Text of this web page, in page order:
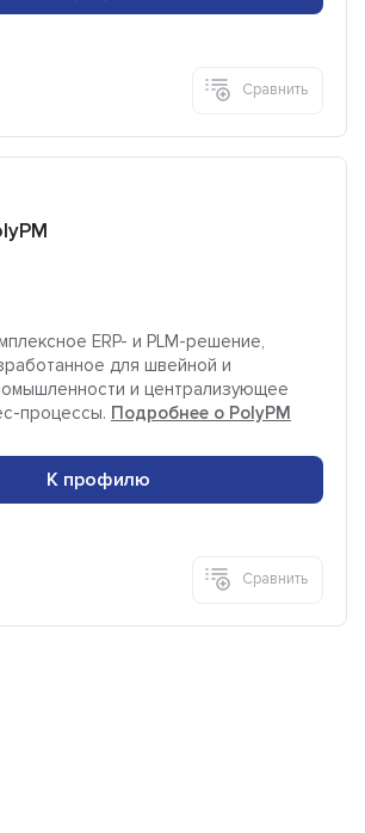
Сравнить
ERP- и PLM-решение,
для швейной и
и централизующее
процессы. Подробнее о PolyPM
К профилю
Сравнить